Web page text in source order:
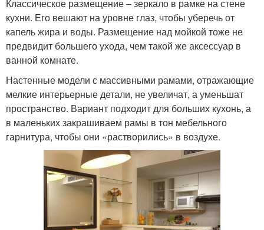
Классическое размещение – зеркало в рамке на стене
кухни. Его вешают на уровне глаз, чтобы уберечь от
капель жира и воды. Размещение над мойкой тоже не
предвидит большего ухода, чем такой же аксессуар в
ванной комнате.
Настенные модели с массивными рамами, отражающие
мелкие интерьерные детали, не увеличат, а уменьшат
пространство. Вариант подходит для больших кухонь, а
в маленьких закрашиваем рамы в тон мебельного
гарнитура, чтобы они «растворились» в воздухе.